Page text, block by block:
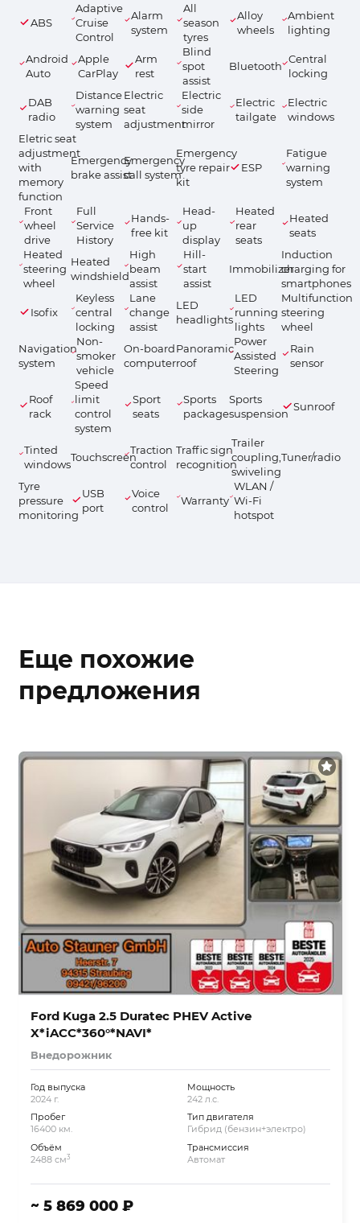
ABS
Adaptive
Cruise
Control
Alarm
system
All
season
tyres
Alloy
wheels
Ambient
lighting
Android
Auto
Apple
CarPlay
Arm
rest
Blind
spot
assist
Bluetooth
Central
locking
DAB
radio
Distance
warning
system
Electric
seat
adjustment
Electric
side
mirror
Electric
tailgate
Electric
windows
Eletric seat
adjustment
with
memory
function
Emergency
brake assist
Emergency
call system
Emergency
tyre repair
kit
ESP
Fatigue
warning
system
Front
wheel
drive
Full
Service
History
Hands-
free kit
Head-
up
display
Heated
rear
seats
Heated
seats
Heated
steering
wheel
Heated
windshield
High
beam
assist
Hill-
start
assist
Immobilizer
Induction
charging for
smartphones
Isofix
Keyless
central
locking
Lane
change
assist
LED
headlights
LED
running
lights
Multifunction
steering
wheel
Navigation
system
Non-
smoker
vehicle
On-board
computer
Panoramic
roof
Power
Assisted
Steering
Rain
sensor
Roof
rack
Speed
limit
control
system
Sport
seats
Sports
package
Sports
suspension
Sunroof
Tinted
windows
Touchscreen
Traction
control
Traffic sign
recognition
Trailer
coupling,
swiveling
Tuner/radio
Tyre
pressure
monitoring
USB
port
Voice
control
Warranty
WLAN /
Wi-Fi
hotspot
Еще похожие
предложения
Ford Kuga 2.5 Duratec PHEV Active
X*iACC*360°*NAVI*
Внедорожник
Год выпуска
2024 г.
Пробег
16400 км.
Объём
2488 см3
Мощность
242 л.с.
Тип двигателя
Гибрид (бензин+электро)
Трансмиссия
Автомат
~ 5 869 000 ₽